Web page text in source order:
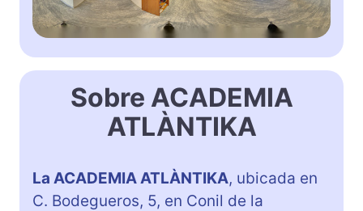
Sobre ACADEMIA
ATLÀNTIKA
La ACADEMIA ATLÀNTIKA, ubicada en
C. Bodegueros, 5, en Conil de la